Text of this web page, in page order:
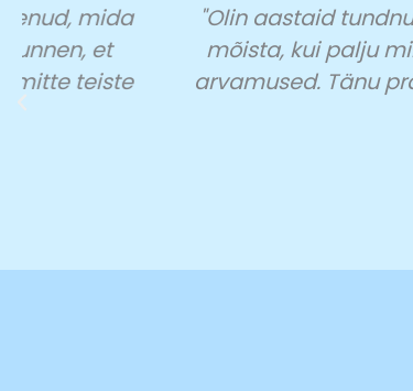
"Olin aastaid tundnud, et elan
mõista, kui palju minu mõtteid
arvamused. Tänu praktilistele